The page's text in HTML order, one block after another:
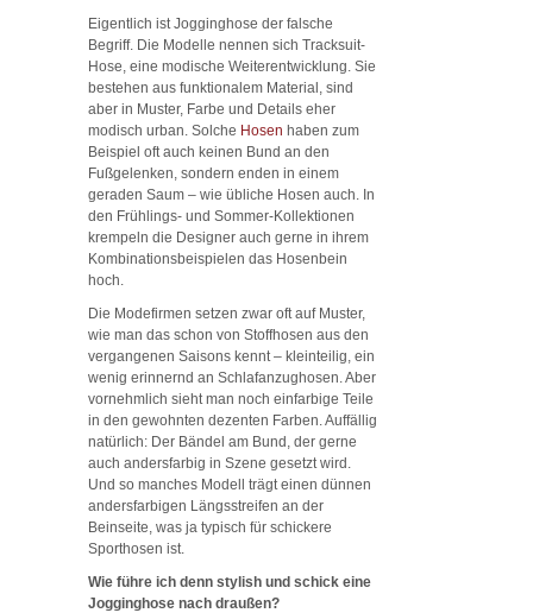
Eigentlich ist Jogginghose der falsche
Begriff. Die Modelle nennen sich Tracksuit-
Hose, eine modische Weiterentwicklung. Sie
bestehen aus funktionalem Material, sind
aber in Muster, Farbe und Details eher
modisch urban. Solche Hosen haben zum
Beispiel oft auch keinen Bund an den
Fußgelenken, sondern enden in einem
geraden Saum – wie übliche Hosen auch. In
den Frühlings- und Sommer-Kollektionen
krempeln die Designer auch gerne in ihrem
Kombinationsbeispielen das Hosenbein
hoch.
Die Modefirmen setzen zwar oft auf Muster,
wie man das schon von Stoffhosen aus den
vergangenen Saisons kennt – kleinteilig, ein
wenig erinnernd an Schlafanzughosen. Aber
vornehmlich sieht man noch einfarbige Teile
in den gewohnten dezenten Farben. Auffällig
natürlich: Der Bändel am Bund, der gerne
auch andersfarbig in Szene gesetzt wird.
Und so manches Modell trägt einen dünnen
andersfarbigen Längsstreifen an der
Beinseite, was ja typisch für schickere
Sporthosen ist.
Wie führe ich denn stylish und schick eine
Jogginghose nach draußen?